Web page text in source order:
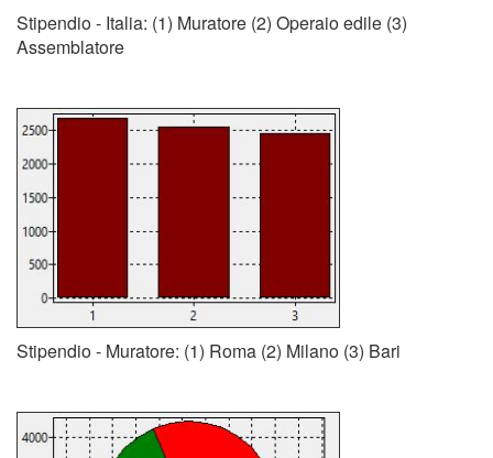
Stipendio - Italia: (1) Muratore (2) Operaio edile (3)
Assemblatore
Stipendio - Muratore: (1) Roma (2) Milano (3) Bari